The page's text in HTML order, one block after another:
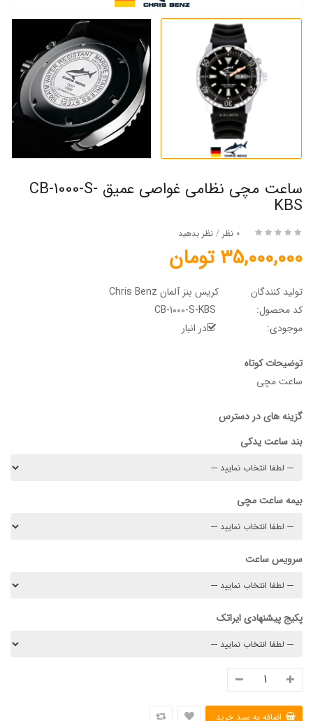
ساعت مچی نظامی غواصی عمیق CB-1000-S-
KBS
0 نظر / نظر بدهید
35,000,000 تومان
تولید کنندگان
کریس بنز آلمان Chris Benz
کد محصول:
موجودی:
در انبار
توضیحات کوتاه
ساعت مچی
گزینه های در دسترس
بند ساعت یدکی
بیمه ساعت مچی
سرویس ساعت
پکیج پیشنهادی ایراتک